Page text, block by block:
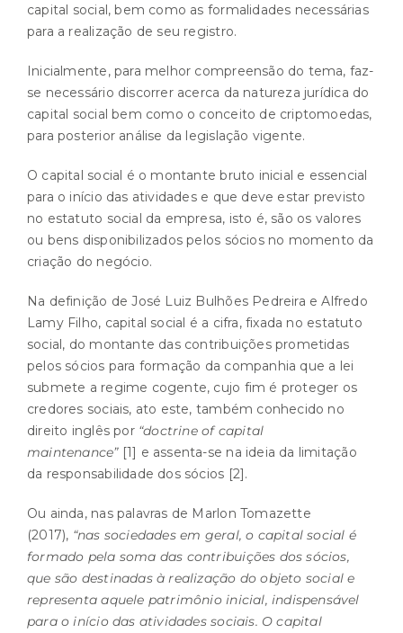
capital social, bem como as formalidades necessárias
para a realização de seu registro.
Inicialmente, para melhor compreensão do tema, faz-
se necessário discorrer acerca da natureza jurídica do
capital social bem como o conceito de criptomoedas,
para posterior análise da legislação vigente.
O capital social é o montante bruto inicial e essencial
para o início das atividades e que deve estar previsto
no estatuto social da empresa, isto é, são os valores
ou bens disponibilizados pelos sócios no momento da
criação do negócio.
Na definição de José Luiz Bulhões Pedreira e Alfredo
Lamy Filho, capital social é a cifra, fixada no estatuto
social, do montante das contribuições prometidas
pelos sócios para formação da companhia que a lei
submete a regime cogente, cujo fim é proteger os
credores sociais, ato este, também conhecido no
direito inglês por “doctrine of capital
maintenance” [1] e assenta-se na ideia da limitação
da responsabilidade dos sócios [2].
Ou ainda, nas palavras de Marlon Tomazette
(2017), “nas sociedades em geral, o capital social é
formado pela soma das contribuições dos sócios,
que são destinadas à realização do objeto social e
representa aquele patrimônio inicial, indispensável
para o início das atividades sociais. O capital